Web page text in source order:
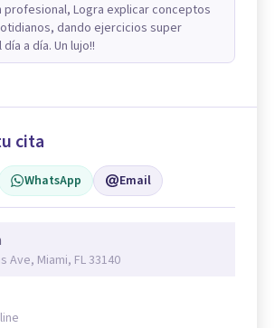
profesional, Logra explicar conceptos
dando ejercicios super
a día. Un lujo!!
cita
WhatsApp Email
Ave, Miami, FL 33140